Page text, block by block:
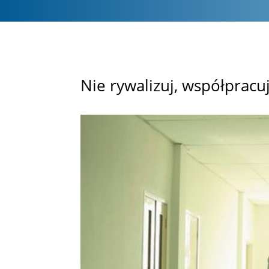
Nie rywalizuj,